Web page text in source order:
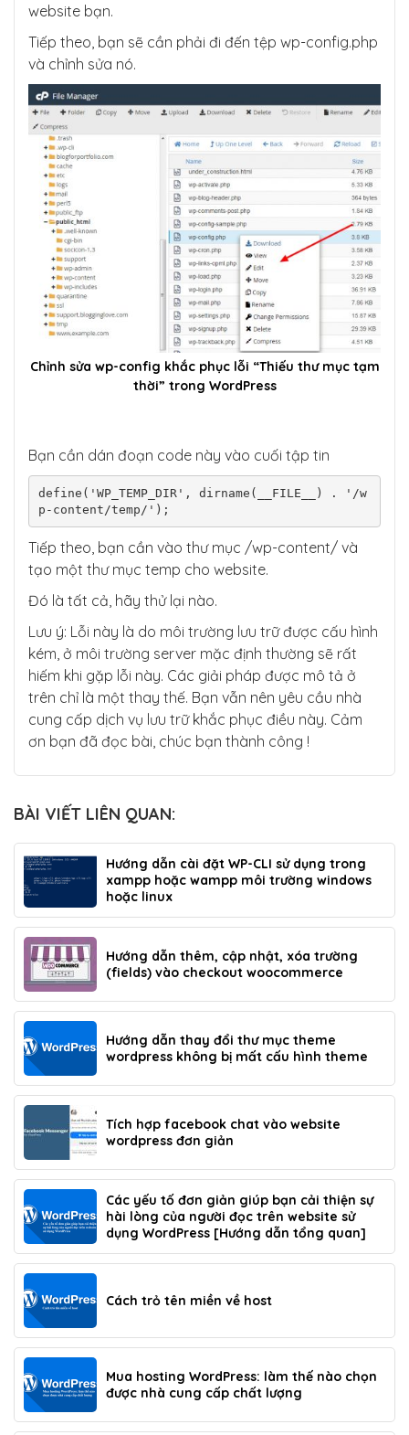
website bạn.
Tiếp theo, bạn sẽ cần phải đi đến tệp wp-config.php
và chỉnh sửa nó.
Chỉnh sửa wp-config khắc phục lỗi “Thiếu thư mục tạm
thời” trong WordPress
Bạn cần dán đoạn code này vào cuối tập tin
define('WP_TEMP_DIR', dirname(__FILE__) . '/w
p-content/temp/');
Tiếp theo, bạn cần vào thư mục /wp-content/ và
tạo một thư mục temp cho website.
Đó là tất cả, hãy thử lại nào.
Lưu ý: Lỗi này là do môi trường lưu trữ được cấu hình
kém, ở môi trường server mặc định thường sẽ rất
hiếm khi gặp lỗi này. Các giải pháp được mô tả ở
trên chỉ là một thay thế. Bạn vẫn nên yêu cầu nhà
cung cấp dịch vụ lưu trữ khắc phục điều này. Cảm
ơn bạn đã đọc bài, chúc bạn thành công !
BÀI VIẾT LIÊN QUAN:
Hướng dẫn cài đặt WP-CLI sử dụng trong
xampp hoặc wampp môi trường windows
hoặc linux
Hướng dẫn thêm, cập nhật, xóa trường
(fields) vào checkout woocommerce
Hướng dẫn thay đổi thư mục theme
wordpress không bị mất cấu hình theme
Tích hợp facebook chat vào website
wordpress đơn giản
Các yếu tố đơn giản giúp bạn cải thiện sự
hài lòng của người đọc trên website sử
dụng WordPress [Hướng dẫn tổng quan]
Cách trỏ tên miền về host
Mua hosting WordPress: làm thế nào chọn
được nhà cung cấp chất lượng